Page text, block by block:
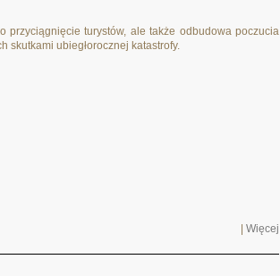
turystów, ale także odbudowa poczucia
skutkami ubiegłorocznej katastrofy.
Więcej